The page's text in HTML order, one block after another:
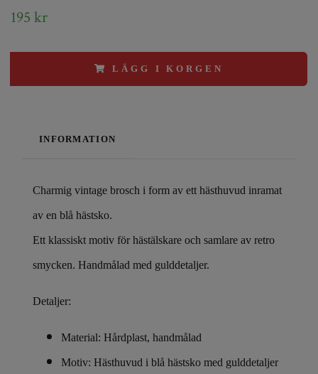
195 kr
LÄGG I KORGEN
INFORMATION
Charmig vintage brosch i form av ett hästhuvud inramat
av en blå hästsko.
Ett klassiskt motiv för hästälskare och samlare av retro
smycken. Handmålad med gulddetaljer.
Detaljer:
Material: Hårdplast, handmålad
Motiv: Hästhuvud i blå hästsko med gulddetaljer